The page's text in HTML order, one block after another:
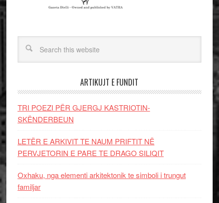
ARTIKUJT E FUNDIT
TRI POEZI PËR GJERGJ KASTRIOTIN-
SKËNDERBEUN
LETËR E ARKIVIT TE NAUM PRIFTIT NË
PERVJETORIN E PARE TE DRAGO SILIQIT
Oxhaku, nga elementi arkitektonik te simboli i trungut
familjar